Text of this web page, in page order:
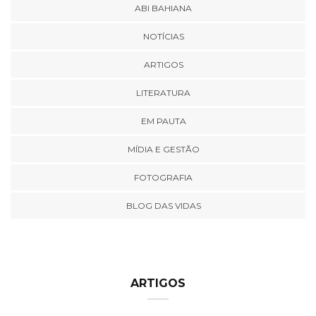
ABI BAHIANA
NOTÍCIAS
ARTIGOS
LITERATURA
EM PAUTA
MÍDIA E GESTÃO
FOTOGRAFIA
BLOG DAS VIDAS
ARTIGOS